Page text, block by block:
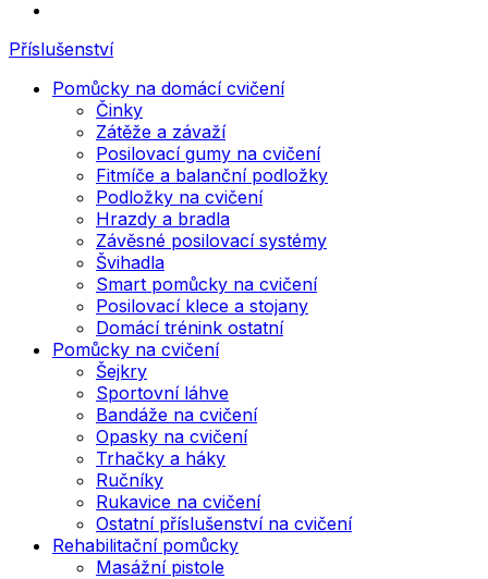
Příslušenství
Pomůcky na domácí cvičení
Činky
Zátěže a závaží
Posilovací gumy na cvičení
Fitmíče a balanční podložky
Podložky na cvičení
Hrazdy a bradla
Závěsné posilovací systémy
Švihadla
Smart pomůcky na cvičení
Posilovací klece a stojany
Domácí trénink ostatní
Pomůcky na cvičení
Šejkry
Sportovní láhve
Bandáže na cvičení
Opasky na cvičení
Trhačky a háky
Ručníky
Rukavice na cvičení
Ostatní příslušenství na cvičení
Rehabilitační pomůcky
Masážní pistole